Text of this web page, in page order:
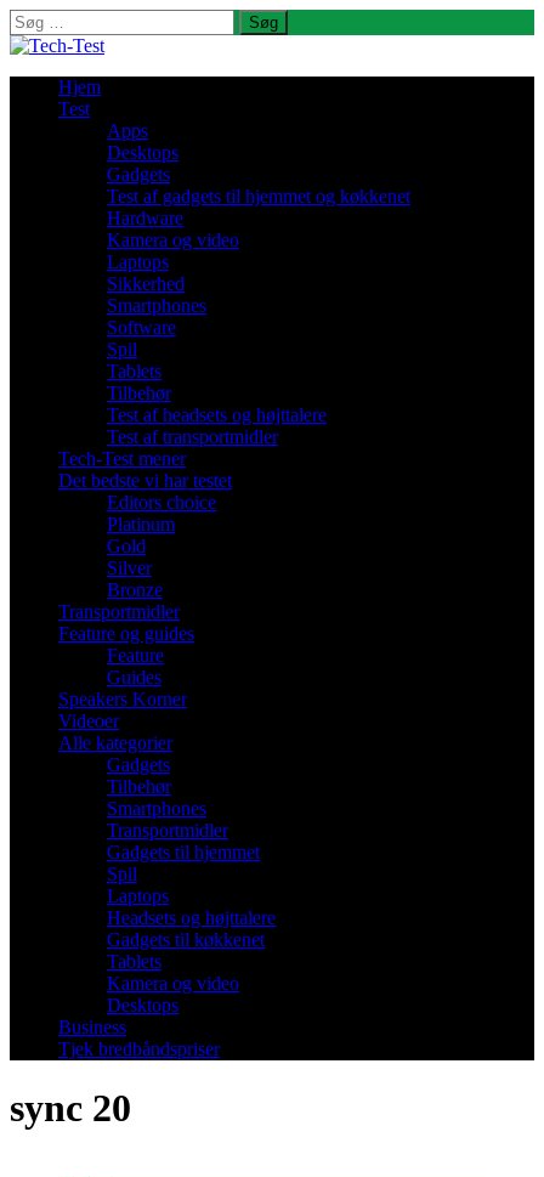
Søg
efter:
Hjem
Test
Apps
Desktops
Gadgets
Test af gadgets til hjemmet og køkkenet
Hardware
Kamera og video
Laptops
Sikkerhed
Smartphones
Software
Spil
Tablets
Tilbehør
Test af headsets og højttalere
Test af transportmidler
Tech-Test mener
Det bedste vi har testet
Editors choice
Platinum
Gold
Silver
Bronze
Transportmidler
Feature og guides
Feature
Guides
Speakers Korner
Videoer
Alle kategorier
Gadgets
Tilbehør
Smartphones
Transportmidler
Gadgets til hjemmet
Spil
Laptops
Headsets og højttalere
Gadgets til køkkenet
Tablets
Kamera og video
Desktops
Business
Tjek bredbåndspriser
sync 20